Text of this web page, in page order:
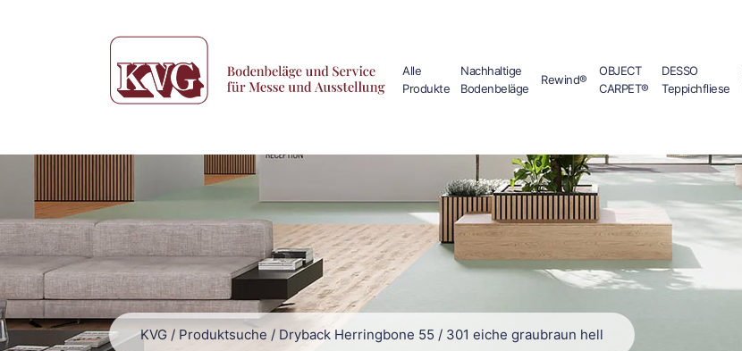
Alle
Produkte
Nachhaltige
Bodenbeläge
Rewind®
OBJECT
CARPET®
DESSO
Teppichfliese
KVG / Produktsuche / Dryback Herringbone 55 / 301 eiche graubraun hell